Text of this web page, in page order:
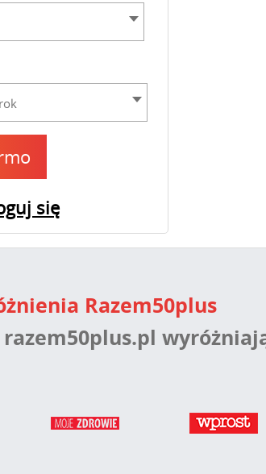
rok
się
Razem50plus